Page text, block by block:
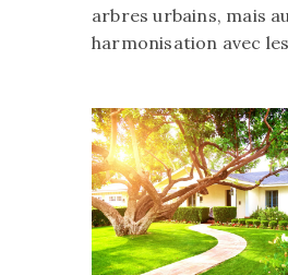
arbres urbains, mais
harmonisation avec